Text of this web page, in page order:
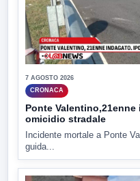
7 AGOSTO 2026
CRONACA
Ponte
omicidio stradale
Incidente mortale a Ponte
guida...